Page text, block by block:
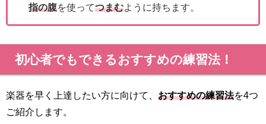
指の腹を使ってつまむ ように持ちます。
初心者でもできるおすすめの練習法！
楽器を早く上達したい方に向けて、 おすすめの練習法を4つ
ご紹介します。